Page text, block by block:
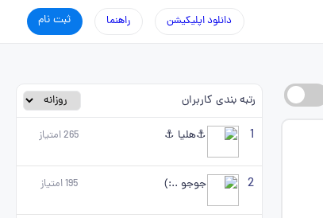
ثبت نام راهنما دانلود اپلیکیشن
رتبه بندی کاربران
1 ⚓هلیا ⚓ 265امتیاز
2 جوجو ..:) 195امتیاز